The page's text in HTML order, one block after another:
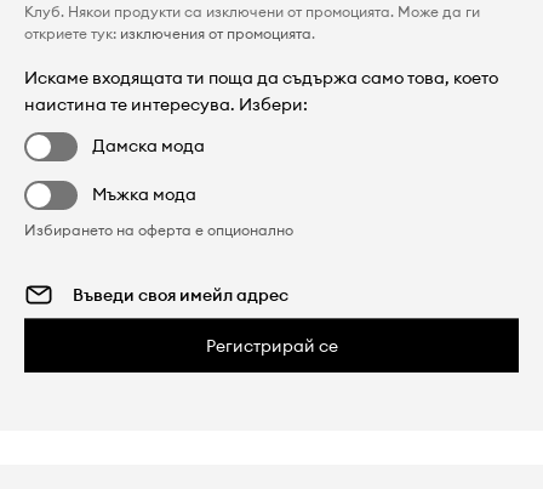
Клуб. Някои продукти са изключени от промоцията. Може да ги
откриете тук: изключения от промоцията.
Искаме входящата ти поща да съдържа само това, което
наистина те интересува. Избери:
Дамска мода
Мъжка мода
Избирането на оферта е опционално
Регистрирай се